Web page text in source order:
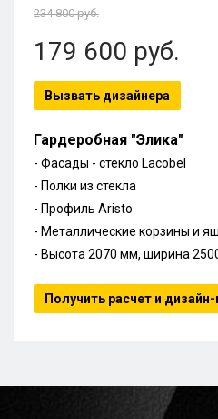
234 800руб.
179 600 руб.
Вызвать дизайнера
Гардеробная "Элика"
- Фасады - стекло Lacobel
- Полки из стекла
- Профиль Aristo
- Металлические корзины и
- Высота 2070 мм, ширина
Получить расчет